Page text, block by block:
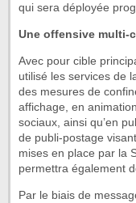
qui sera déployée
Une offensive multi-
Avec pour cible
utilisé les services de
des mesures de
affichage, en
sociaux, ainsi qu’en
de publi-postage
mises en place par la
permettra également
Par le biais de